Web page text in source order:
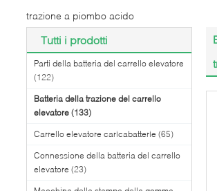
trazione a piombo acido
Tutti i prodotti
Parti della batteria del carrello elevatore
(122)
Batteria della trazione del carrello
elevatore (133)
Carrello elevatore caricabatterie (65)
Connessione della batteria del carrello
elevatore (23)